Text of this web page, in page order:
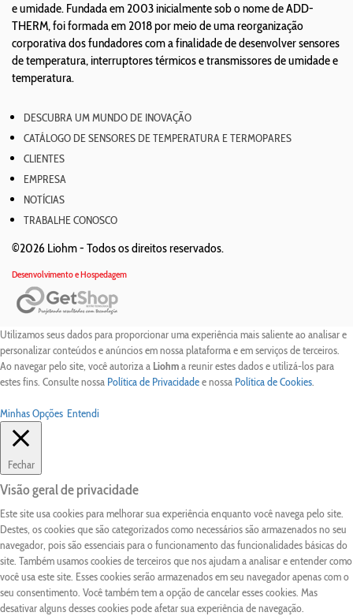
e umidade. Fundada em 2003 inicialmente sob o nome de ADD-
THERM, foi formada em 2018 por meio de uma reorganização
corporativa dos fundadores com a finalidade de desenvolver sensores
de temperatura, interruptores térmicos e transmissores de umidade e
temperatura.
DESCUBRA UM MUNDO DE INOVAÇÃO
CATÁLOGO DE SENSORES DE TEMPERATURA E TERMOPARES
CLIENTES
EMPRESA
NOTÍCIAS
TRABALHE CONOSCO
©2026 Liohm - Todos os direitos reservados.
Desenvolvimento e Hospedagem
Utilizamos seus dados para proporcionar uma experiência mais saliente ao analisar e
personalizar conteúdos e anúncios em nossa plataforma e em serviços de terceiros.
Ao navegar pelo site, você autoriza a Liohma reunir estes dados e utilizá-los para
estes fins. Consulte nossa Política de Privacidadee nossa Política de Cookies.
Minhas Opções Entendi
Fechar
Visão geral de privacidade
Este site usa cookies para melhorar sua experiência enquanto você navega pelo site.
Destes, os cookies que são categorizados como necessários são armazenados no seu
navegador, pois são essenciais para o funcionamento das funcionalidades básicas do
site. Também usamos cookies de terceiros que nos ajudam a analisar e entender como
você usa este site. Esses cookies serão armazenados em seu navegador apenas com o
seu consentimento. Você também tem a opção de cancelar esses cookies. Mas
desativar alguns desses cookies pode afetar sua experiência de navegação.